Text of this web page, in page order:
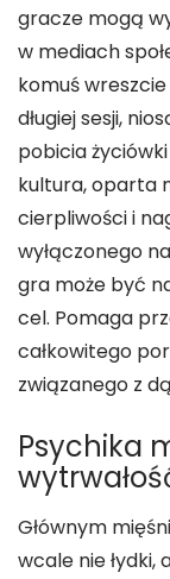
gracze mogą
w mediach
komuś wreszcie
długiej sesji,
pobicia
kultura, oparta
cierpliwości i
wyłączonego
gra może być
cel. Pomaga
całkowitego
związanego z
Psychika
Głównym
wcale nie łydki,